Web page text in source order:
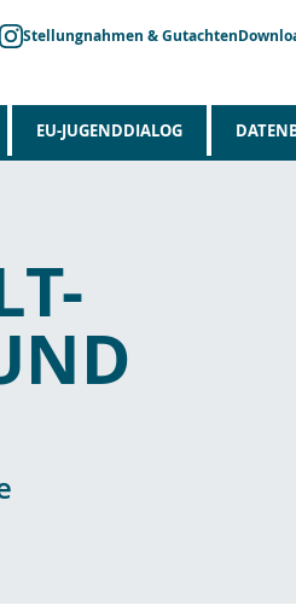
Stellungnahmen & Gutachten
EU-JUGENDDIALOG